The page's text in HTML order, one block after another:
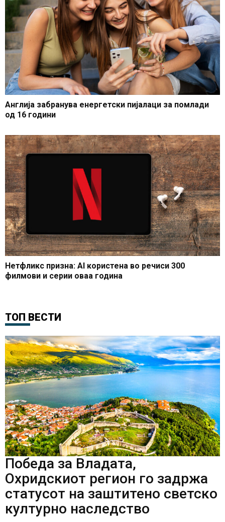
Англија забранува енергетски пијалаци за помлади
од 16 години
Нетфликс призна: AI користена во речиси 300
филмови и серии оваа година
ТОП ВЕСТИ
Победа за Владата,
Охридскиот регион го задржа
статусот на заштитено светско
културно наследство